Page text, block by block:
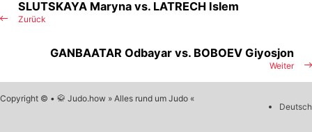
Zurück
SLUTSKAYA Maryna vs. LATRECH Islem
Weiter
GANBAATAR Odbayar vs. BOBOEV Giyosjon
Copyright © • 🥋 Judo.how » Alles rund um Judo «
Deutsch